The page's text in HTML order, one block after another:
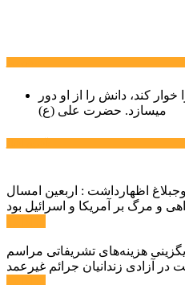
خوار كند، دانش را از او دور
میسازد. حضرت علی (ع)
اظهارداشت : اربعین امسال
هزینه‌های تشریفاتی مراسم
در آزادی زندانیان جرائم غیرعمد